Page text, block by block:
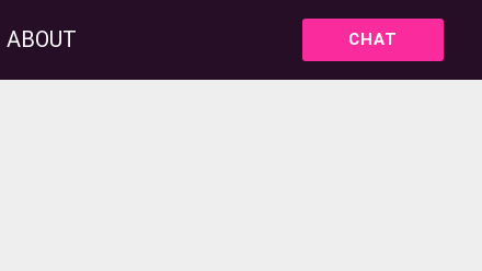
ABOUT CHAT